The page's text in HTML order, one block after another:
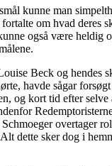
kunne man
om hvad deres
også være heldig
Beck og hendes
havde sågar forsøgt
og kort tid efter selve
overtager
dette sker dog i